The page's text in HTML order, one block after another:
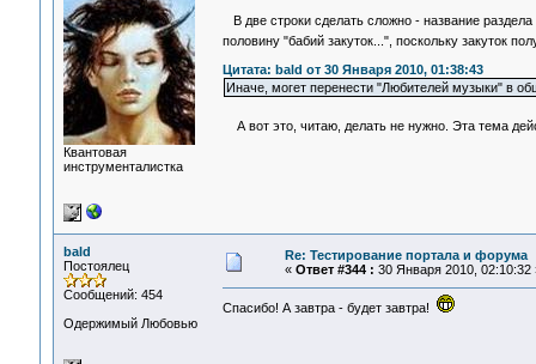
Квантовая
инструменталистка
В две строки сделать сложно - название
половину "бабий закуток...", поскольку закуток
Цитата: bald от 30 Января 2010, 01:38:43
Иначе, могет перенести "Любителей музыки" в
А вот это, читаю, делать не нужно. Эта тема
bald
Постоялец
Сообщений: 454
Одержимый Любовью
Re: Тестирование портала и форума
« Ответ #344 : 30 Января 2010, 02:10:32
Спасибо! А завтра - будет завтра!